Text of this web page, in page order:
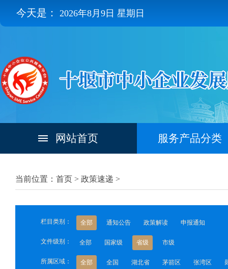
今天是： 2026年8月9日 星期日
网站首页 服务产品分类
当前位置：首页 > 政策速递 >
栏目类别： 全部 通知公告 政策解读 申报通知
文件级别： 全部 国家级 省级 市级
所属区域： 全部 全国 湖北省 茅箭区 张湾区